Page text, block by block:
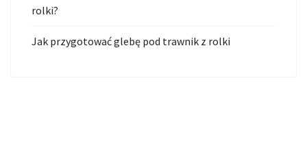
rolki?
Jak przygotować glebę pod trawnik z rolki